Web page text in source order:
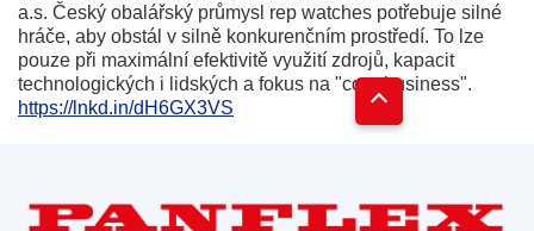
a.s. Český obalářský průmysl rep watches potřebuje silné
hráče, aby obstál v silně konkurenčním prostředí. To lze
pouze při maximální efektivitě využití zdrojů, kapacit
technologických i lidských a fokus na "core business".
https://lnkd.in/dH6GX3VS